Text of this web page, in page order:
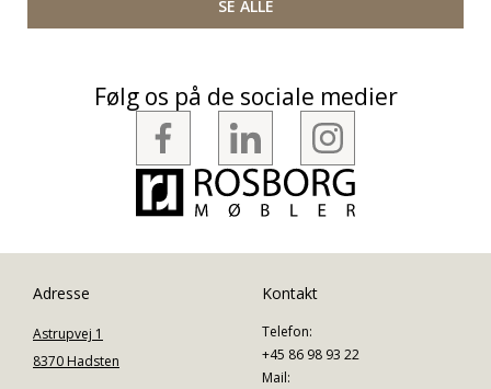
SE ALLE
Følg os på de sociale medier
Adresse
Astrupvej 1
8370 Hadsten
Kontakt
Telefon:
+45 86 98 93 22
Mail: